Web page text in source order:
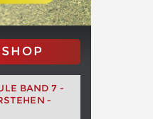
BAND 7 -
-